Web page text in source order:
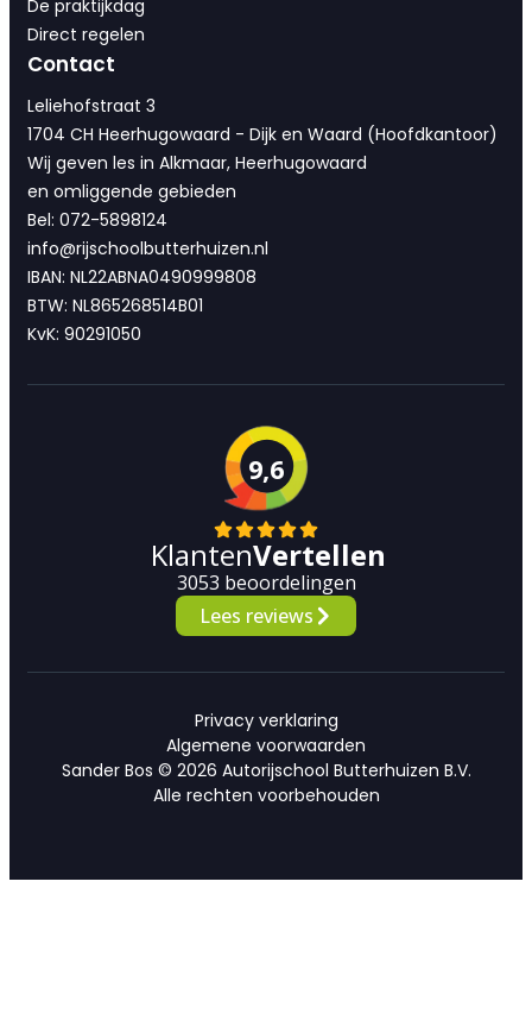
De praktijkdag
Direct regelen
Contact
Leliehofstraat 3
1704 CH Heerhugowaard - Dijk en Waard (Hoofdkantoor)
Wij geven les in Alkmaar, Heerhugowaard
en omliggende gebieden
Bel: 072-5898124
info@rijschoolbutterhuizen.nl
IBAN: NL22ABNA0490999808
BTW: NL865268514B01
KvK: 90291050
9,6
KlantenVertellen
3053 beoordelingen
Lees reviews
Privacy verklaring
Algemene voorwaarden
Sander Bos © 2026 Autorijschool Butterhuizen B.V.
Alle rechten voorbehouden